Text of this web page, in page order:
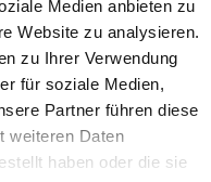
Medien anbieten zu
Website zu analysieren.
zu Ihrer Verwendung
für soziale Medien,
Partner führen diese
weiteren Daten
haben oder die sie
CH-6221